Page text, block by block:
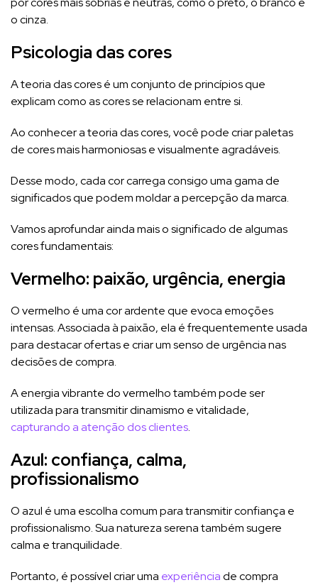
o cinza.
Psicologia das cores
A teoria das cores é um conjunto de princípios que
explicam como as cores se relacionam entre si.
Ao conhecer a teoria das cores, você pode criar paletas
de cores mais harmoniosas e visualmente agradáveis.
Desse modo, cada cor carrega consigo uma gama de
significados que podem moldar a percepção da marca.
Vamos aprofundar ainda mais o significado de algumas
cores fundamentais:
Vermelho: paixão, urgência, energia
O vermelho é uma cor ardente que evoca emoções
intensas. Associada à paixão, ela é frequentemente usada
para destacar ofertas e criar um senso de urgência nas
decisões de compra.
A energia vibrante do vermelho também pode ser
utilizada para transmitir dinamismo e vitalidade,
capturando a atenção dos clientes.
Azul: confiança, calma,
profissionalismo
O azul é uma escolha comum para transmitir confiança e
profissionalismo. Sua natureza serena também sugere
calma e tranquilidade.
Portanto, é possível criar uma experiênciade compra